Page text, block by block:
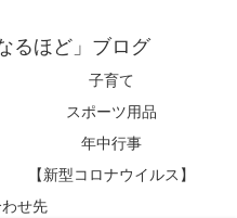
るほど」ブログ
子育て
スポーツ用品
年中行事
【新型コロナウイルス】
せ先